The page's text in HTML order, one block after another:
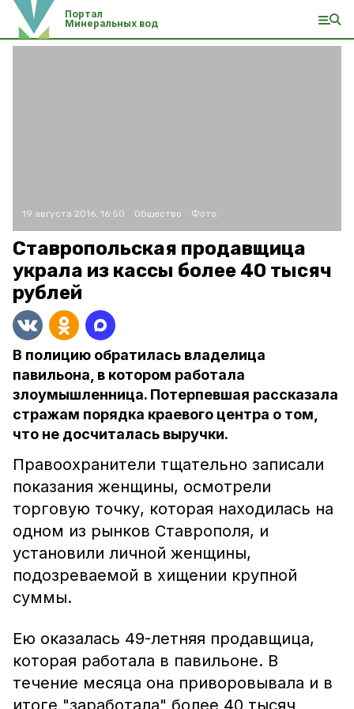
Портал
Минеральных вод
19 августа 2016, 16:50 Общество Фото:
Ставропольская продавщица
украла из кассы более 40 тысяч
рублей
В полицию обратилась владелица
павильона, в котором работала
злоумышленница. Потерпевшая рассказала
стражам порядка краевого центра о том,
что не досчиталась выручки.
Правоохранители тщательно записали
показания женщины, осмотрели
торговую точку, которая находилась на
одном из рынков Ставрополя, и
установили личной женщины,
подозреваемой в хищении крупной
суммы.
Ею оказалась 49-летняя продавщица,
которая работала в павильоне. В
течение месяца она приворовывала и в
итоге "заработала" более 40 тысяч